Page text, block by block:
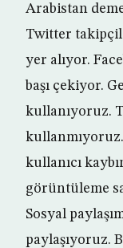
Arabistan
Twitter
yer alıyor.
başı çekiyor.
kullanıyoruz.
kullanıcı
görüntüleme
Sosyal
paylaşıyoruz.